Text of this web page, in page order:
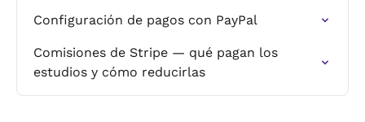
Configuración de pagos con PayPal
Comisiones de Stripe — qué pagan los
estudios y cómo reducirlas